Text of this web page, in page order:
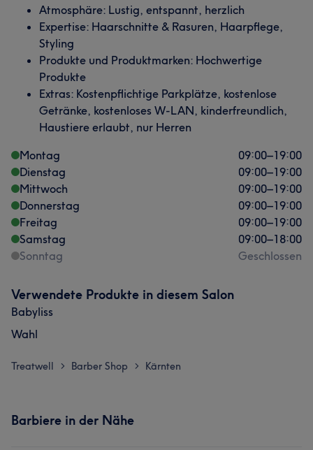
Atmosphäre: Lustig, entspannt, herzlich
Expertise: Haarschnitte & Rasuren, Haarpflege,
Styling
Produkte und Produktmarken: Hochwertige
Produkte
Extras: Kostenpflichtige Parkplätze, kostenlose
Getränke, kostenloses W-LAN, kinderfreundlich,
Haustiere erlaubt, nur Herren
Montag
09:00–19:00
Dienstag
09:00–19:00
Mittwoch
09:00–19:00
Donnerstag
09:00–19:00
Freitag
09:00–19:00
Samstag
09:00–18:00
Sonntag
Geschlossen
Verwendete Produkte in diesem Salon
Babyliss
Wahl
Treatwell > Barber Shop > Kärnten
Barbiere in der Nähe